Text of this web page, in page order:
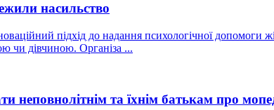
насильство
підхід до надання психологічної
чи дівчиною. Організа ...
неповнолітнім та їхнім батькам про